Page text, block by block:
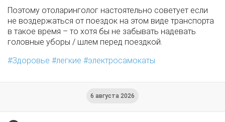
Поэтому отоларинголог настоятельно советует если
не воздержаться от поездок на этом виде транспорта
в такое время – то хотя бы не забывать надевать
головные уборы / шлем перед поездкой.
Здоровье
легкие электросамокаты
6 августа 2026